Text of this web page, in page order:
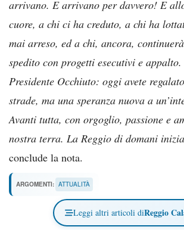
arrivano. E arrivano per davvero! E
cuore, a chi ci ha creduto, a chi ha
mai arreso, ed a chi, ancora,
spedito con progetti esecutivi e
Presidente Occhiuto: oggi avete
strade, ma una speranza nuova a
Avanti tutta, con orgoglio, passione e
nostra terra. La Reggio di domani
conclude la nota.
ARGOMENTI: ATTUALITÀ
Leggi altri articoli diReggio